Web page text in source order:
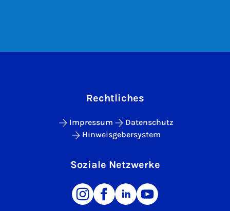
Rechtliches
Impressum
Datenschutz
Hinweisgebersystem
Soziale Netzwerke